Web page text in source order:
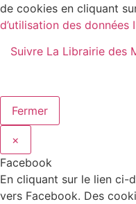
de cookies en cliquant
d’utilisation des données
Suivre La Librairie des
Fermer
×
Facebook
En cliquant sur le lien ci-
vers Facebook. Des